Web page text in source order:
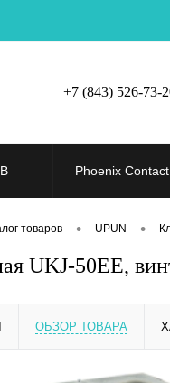
+7 (843) 526-73-
Phoenix Contact
товаров • UPUN •
UKJ-50EE,
ОБЗОР ТОВАРА